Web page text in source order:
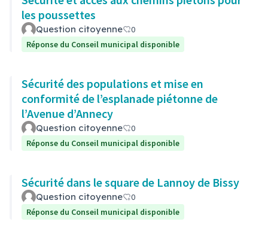
les poussettes
Question citoyenne
0
Réponse du Conseil municipal disponible
Sécurité des populations et mise en
conformité de l’esplanade piétonne de
l’Avenue d’Annecy
Question citoyenne
0
Réponse du Conseil municipal disponible
Sécurité dans le square de Lannoy de Bissy
Question citoyenne
0
Réponse du Conseil municipal disponible